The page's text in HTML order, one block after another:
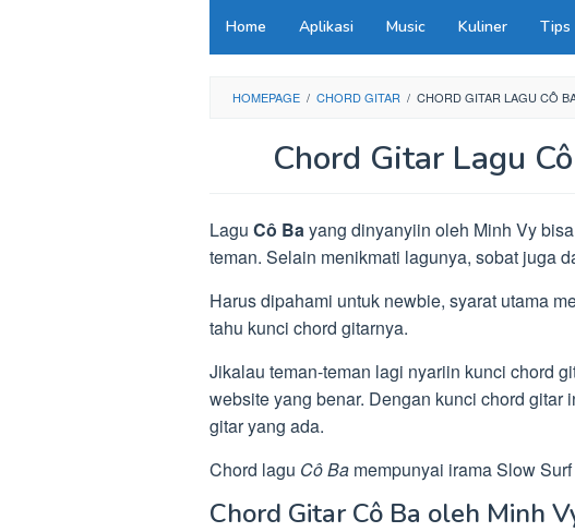
Home Aplikasi Music Kuliner Tips
HOMEPAGE / CHORD GITAR / CHORD GITAR LAGU CÔ
Chord Gitar Lagu
Lagu Cô Bayang dinyanyiin oleh Minh Vy
teman. Selain menikmati lagunya, sobat juga
Harus dipahami untuk newbie, syarat utama
tahu kunci chord gitarnya.
Jikalau teman-teman lagi nyariin kunci chord
website yang benar. Dengan kunci chord
gitar yang ada.
Chord lagu Cô Ba mempunyai irama Slow
Chord Gitar Cô Ba oleh Minh